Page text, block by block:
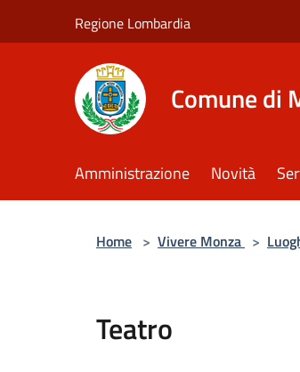
Regione Lombardia
Comune di
Amministrazione Novità
Home > Vivere Monza >
Teatro